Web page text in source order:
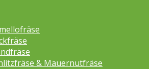
& Mauernutfräse